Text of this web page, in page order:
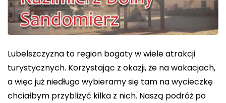
Lubelszczyzna to region bogaty w wiele atrakcji
turystycznych. Korzystając z okazji, że na wakacjach,
a więc już niedługo wybieramy się tam na wycieczkę
chciałbym przybliżyć kilka z nich. Naszą podróż po